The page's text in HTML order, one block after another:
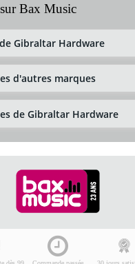
Bax Music
Gibraltar Hardware
d'autres marques
de Gibraltar Hardware